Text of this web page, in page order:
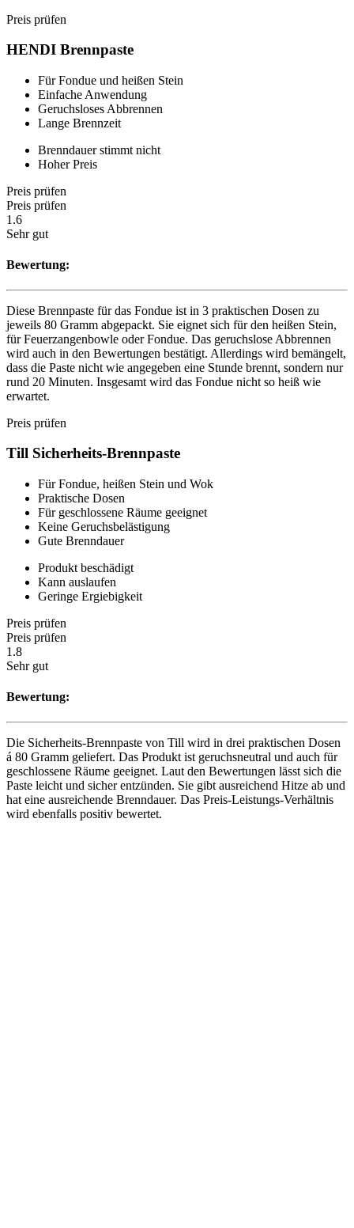
Preis prüfen
HENDI Brennpaste
Für Fondue und heißen Stein
Einfache Anwendung
Geruchsloses Abbrennen
Lange Brennzeit
Brenndauer stimmt nicht
Hoher Preis
Preis prüfen
Preis prüfen
1.6
Sehr gut
Bewertung:
Diese Brennpaste für das Fondue ist in 3 praktischen Dosen zu
jeweils 80 Gramm abgepackt. Sie eignet sich für den heißen Stein,
für Feuerzangenbowle oder Fondue. Das geruchslose Abbrennen
wird auch in den Bewertungen bestätigt. Allerdings wird bemängelt,
dass die Paste nicht wie angegeben eine Stunde brennt, sondern nur
rund 20 Minuten. Insgesamt wird das Fondue nicht so heiß wie
erwartet.
Preis prüfen
Till Sicherheits-Brennpaste
Für Fondue, heißen Stein und Wok
Praktische Dosen
Für geschlossene Räume geeignet
Keine Geruchsbelästigung
Gute Brenndauer
Produkt beschädigt
Kann auslaufen
Geringe Ergiebigkeit
Preis prüfen
Preis prüfen
1.8
Sehr gut
Bewertung:
Die Sicherheits-Brennpaste von Till wird in drei praktischen Dosen
á 80 Gramm geliefert. Das Produkt ist geruchsneutral und auch für
geschlossene Räume geeignet. Laut den Bewertungen lässt sich die
Paste leicht und sicher entzünden. Sie gibt ausreichend Hitze ab und
hat eine ausreichende Brenndauer. Das Preis-Leistungs-Verhältnis
wird ebenfalls positiv bewertet.